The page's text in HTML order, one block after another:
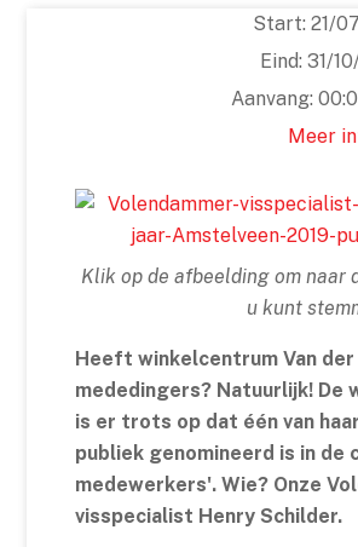
Start: 21/
Eind: 31/
Aanvang:
Meer
Klik op de afbeelding om naar
u kunt
Heeft winkelcentrum Van der
mededingers? Natuurlijk! De
is er trots op dat één van
publiek genomineerd is in
medewerkers'. Wie? Onze
visspecialist Henry Schilder.